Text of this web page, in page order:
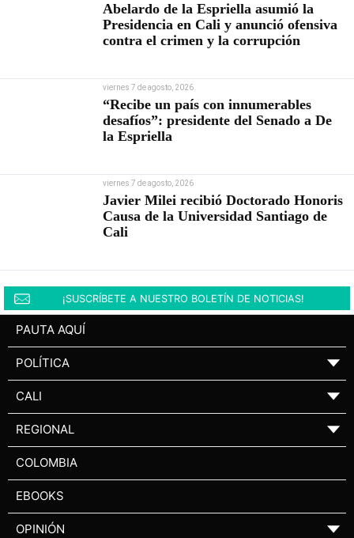
Abelardo de la Espriella asumió la
Presidencia en Cali y anunció ofensiva
contra el crimen y la corrupción
viernes 7 de agosto, 2026
“Recibe un país con innumerables
desafíos”: presidente del Senado a De
la Espriella
viernes 7 de agosto, 2026
Javier Milei recibió Doctorado Honoris
Causa de la Universidad Santiago de
Cali
¡SUSCRÍBETE A NUESTRO BOLETÍN DE NOTICIAS!
PAUTA AQUÍ
POLÍTICA ▼
CALI ▼
REGIONAL ▼
COLOMBIA
EBOOKS
OPINIÓN ▼